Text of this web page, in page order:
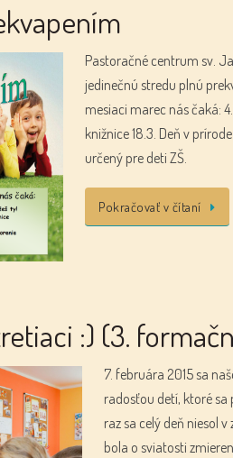
Pastoračné centrum sv.
jedinečnú stredu plnú
mesiaci marec nás čaká:
knižnice 18.3. Deň v
určený pre deti ZŠ.
Pokračovať v čítaní
:) (3.
7. februára 2015 sa
radosťou detí, ktoré sa
raz sa celý deň niesol
bola o sviatosti